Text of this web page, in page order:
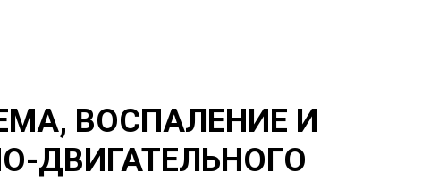
ВОСПАЛЕНИЕ И
ДВИГАТЕЛЬНОГО